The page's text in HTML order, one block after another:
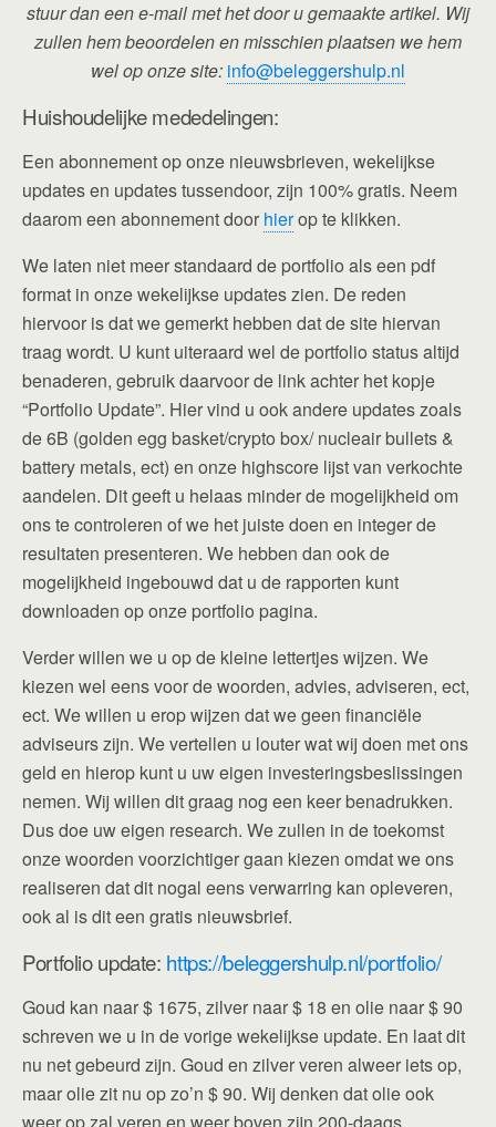
stuur dan een e-mail met het door u gemaakte artikel. Wij
zullen hem beoordelen en misschien plaatsen we hem
wel op onze site: info@beleggershulp.nl
Huishoudelijke mededelingen:
Een abonnement op onze nieuwsbrieven, wekelijkse
updates en updates tussendoor, zijn 100% gratis. Neem
daarom een abonnement door hierop te klikken.
We laten niet meer standaard de portfolio als een pdf
format in onze wekelijkse updates zien. De reden
hiervoor is dat we gemerkt hebben dat de site hiervan
traag wordt. U kunt uiteraard wel de portfolio status altijd
benaderen, gebruik daarvoor de link achter het kopje
“Portfolio Update”. Hier vind u ook andere updates zoals
de 6B (golden egg basket/crypto box/ nucleair bullets &
battery metals, ect) en onze highscore lijst van verkochte
aandelen. Dit geeft u helaas minder de mogelijkheid om
ons te controleren of we het juiste doen en integer de
resultaten presenteren. We hebben dan ook de
mogelijkheid ingebouwd dat u de rapporten kunt
downloaden op onze portfolio pagina.
Verder willen we u op de kleine lettertjes wijzen. We
kiezen wel eens voor de woorden, advies, adviseren, ect,
ect. We willen u erop wijzen dat we geen financiële
adviseurs zijn. We vertellen u louter wat wij doen met ons
geld en hierop kunt u uw eigen investeringsbeslissingen
nemen. Wij willen dit graag nog een keer benadrukken.
Dus doe uw eigen research. We zullen in de toekomst
onze woorden voorzichtiger gaan kiezen omdat we ons
realiseren dat dit nogal eens verwarring kan opleveren,
ook al is dit een gratis nieuwsbrief.
Portfolio update: https://beleggershulp.nl/portfolio/
Goud kan naar $ 1675, zilver naar $ 18 en olie naar $ 90
schreven we u in de vorige wekelijkse update. En laat dit
nu net gebeurd zijn. Goud en zilver veren alweer iets op,
maar olie zit nu op zo’n $ 90. Wij denken dat olie ook
weer op zal veren en weer boven zijn 200-daags